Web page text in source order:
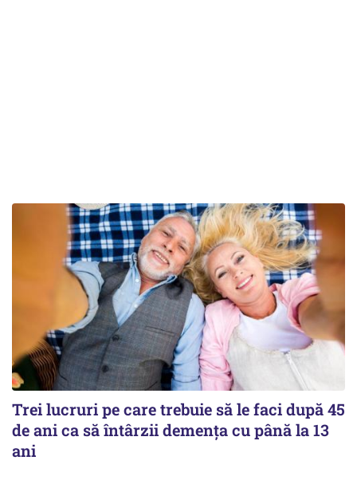
Trei lucruri pe care trebuie să le faci după 45
de ani ca să întârzii demența cu până la 13
ani